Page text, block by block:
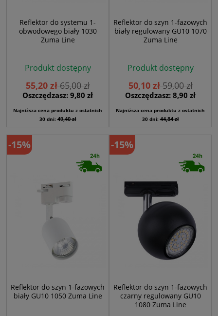
Reflektor do systemu 1-
obwodowego biały 1030
Zuma Line
Produkt dostępny
55,20 zł65,00 zł
Oszczędzasz: 9,80 zł
Najniższa cena produktu z ostatnich
30 dni:49,40 zł
Reflektor do szyn 1-fazowych
biały regulowany GU10 1070
Zuma Line
Produkt dostępny
50,10 zł59,00 zł
Oszczędzasz: 8,90 zł
Najniższa cena produktu z ostatnich
30 dni:44,84 zł
Reflektor do szyn 1-fazowych
biały GU10 1050 Zuma Line
-15%
Reflektor do szyn 1-fazowych
czarny regulowany GU10
1080 Zuma Line
-15%